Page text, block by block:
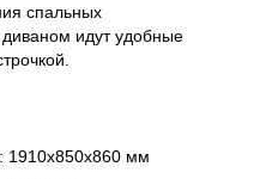
спальных
идут удобные
1910х850х860 мм